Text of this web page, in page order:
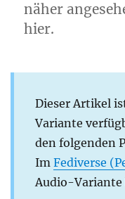
näher
hier.
Dieser Artikel
Variante
den folgenden
Im Fediverse
Audio-Variante